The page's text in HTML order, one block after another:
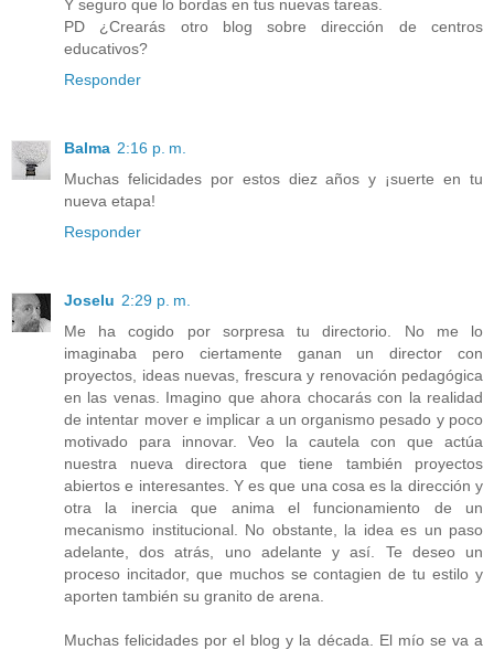
Y seguro que lo bordas en tus nuevas tareas.
PD ¿Crearás otro blog sobre dirección de centros
educativos?
Responder
Balma 2:16 p. m.
Muchas felicidades por estos diez años y ¡suerte en tu
nueva etapa!
Responder
Joselu 2:29 p. m.
Me ha cogido por sorpresa tu directorio. No me lo
imaginaba pero ciertamente ganan un director con
proyectos, ideas nuevas, frescura y renovación pedagógica
en las venas. Imagino que ahora chocarás con la realidad
de intentar mover e implicar a un organismo pesado y poco
motivado para innovar. Veo la cautela con que actúa
nuestra nueva directora que tiene también proyectos
abiertos e interesantes. Y es que una cosa es la dirección y
otra la inercia que anima el funcionamiento de un
mecanismo institucional. No obstante, la idea es un paso
adelante, dos atrás, uno adelante y así. Te deseo un
proceso incitador, que muchos se contagien de tu estilo y
aporten también su granito de arena.
Muchas felicidades por el blog y la década. El mío se va a